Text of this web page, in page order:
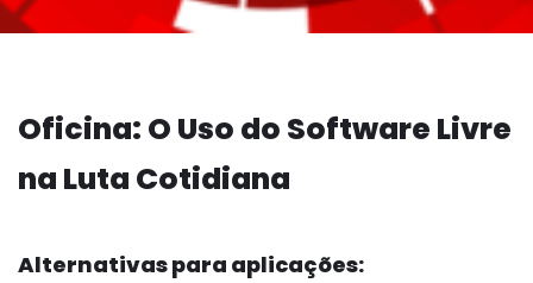
Oficina: O Uso do Software Livre
na Luta Cotidiana
Alternativas para aplicações: